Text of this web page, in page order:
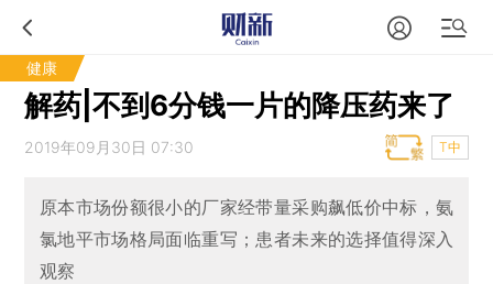
健康
解药|不到6分钱一片的降压药来了
2019年09月30日 07:30 T中
原本市场份额很小的厂家经带量采购飙低价中标，氨
氯地平市场格局面临重写；患者未来的选择值得深入
观察